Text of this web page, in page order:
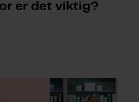
er det viktig?